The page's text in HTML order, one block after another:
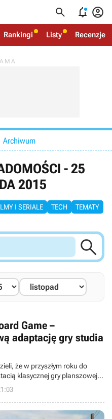
  
Rankingi Listy Recenzje
Archiwum
- 25
2015
I SERIALE TECH TEMATY

Game –
adaptację gry studia
że w przyszłym roku do
klasycznej gry planszowej.
będzie rozgrywkę dla
powstanie odpowiadają
Hex, Earthcore: Shattered